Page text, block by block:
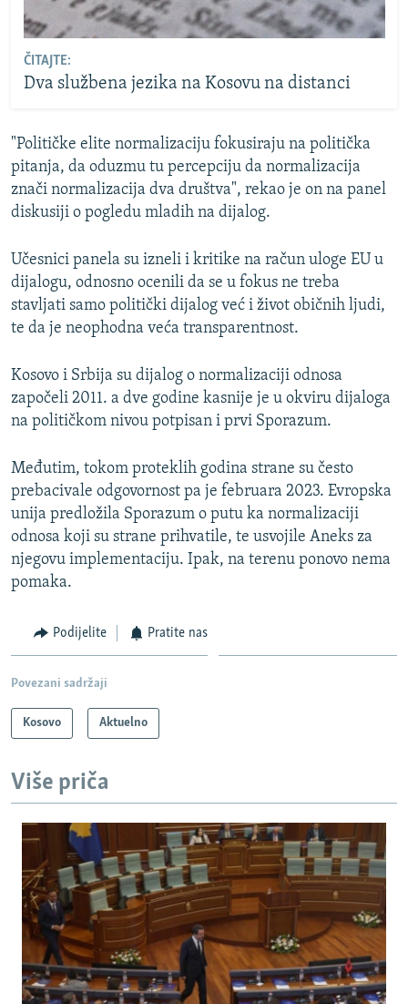
ČITAJTE:
Dva službena jezika na Kosovu na distanci
"Političke elite normalizaciju fokusiraju na politička
pitanja, da oduzmu tu percepciju da normalizacija
znači normalizacija dva društva", rekao je on na panel
diskusiji o pogledu mladih na dijalog.
Učesnici panela su izneli i kritike na račun uloge EU u
dijalogu, odnosno ocenili da se u fokus ne treba
stavljati samo politički dijalog već i život običnih ljudi,
te da je neophodna veća transparentnost.
Kosovo i Srbija su dijalog o normalizaciji odnosa
započeli 2011. a dve godine kasnije je u okviru dijaloga
na političkom nivou potpisan i prvi Sporazum.
Međutim, tokom proteklih godina strane su često
prebacivale odgovornost pa je februara 2023. Evropska
unija predložila Sporazum o putu ka normalizaciji
odnosa koji su strane prihvatile, te usvojile Aneks za
njegovu implementaciju. Ipak, na terenu ponovo nema
pomaka.
Podijelite Pratite nas
Povezani sadržaji
Kosovo Aktuelno
Više priča